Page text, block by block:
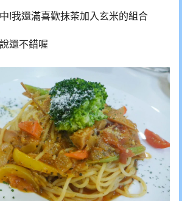
!我還滿喜歡抹茶加入玄米的組合
還不錯喔